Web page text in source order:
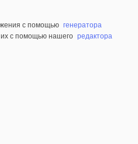
с помощью генератора
их с помощью нашего редактора